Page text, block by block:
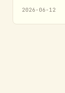
2026-06-12